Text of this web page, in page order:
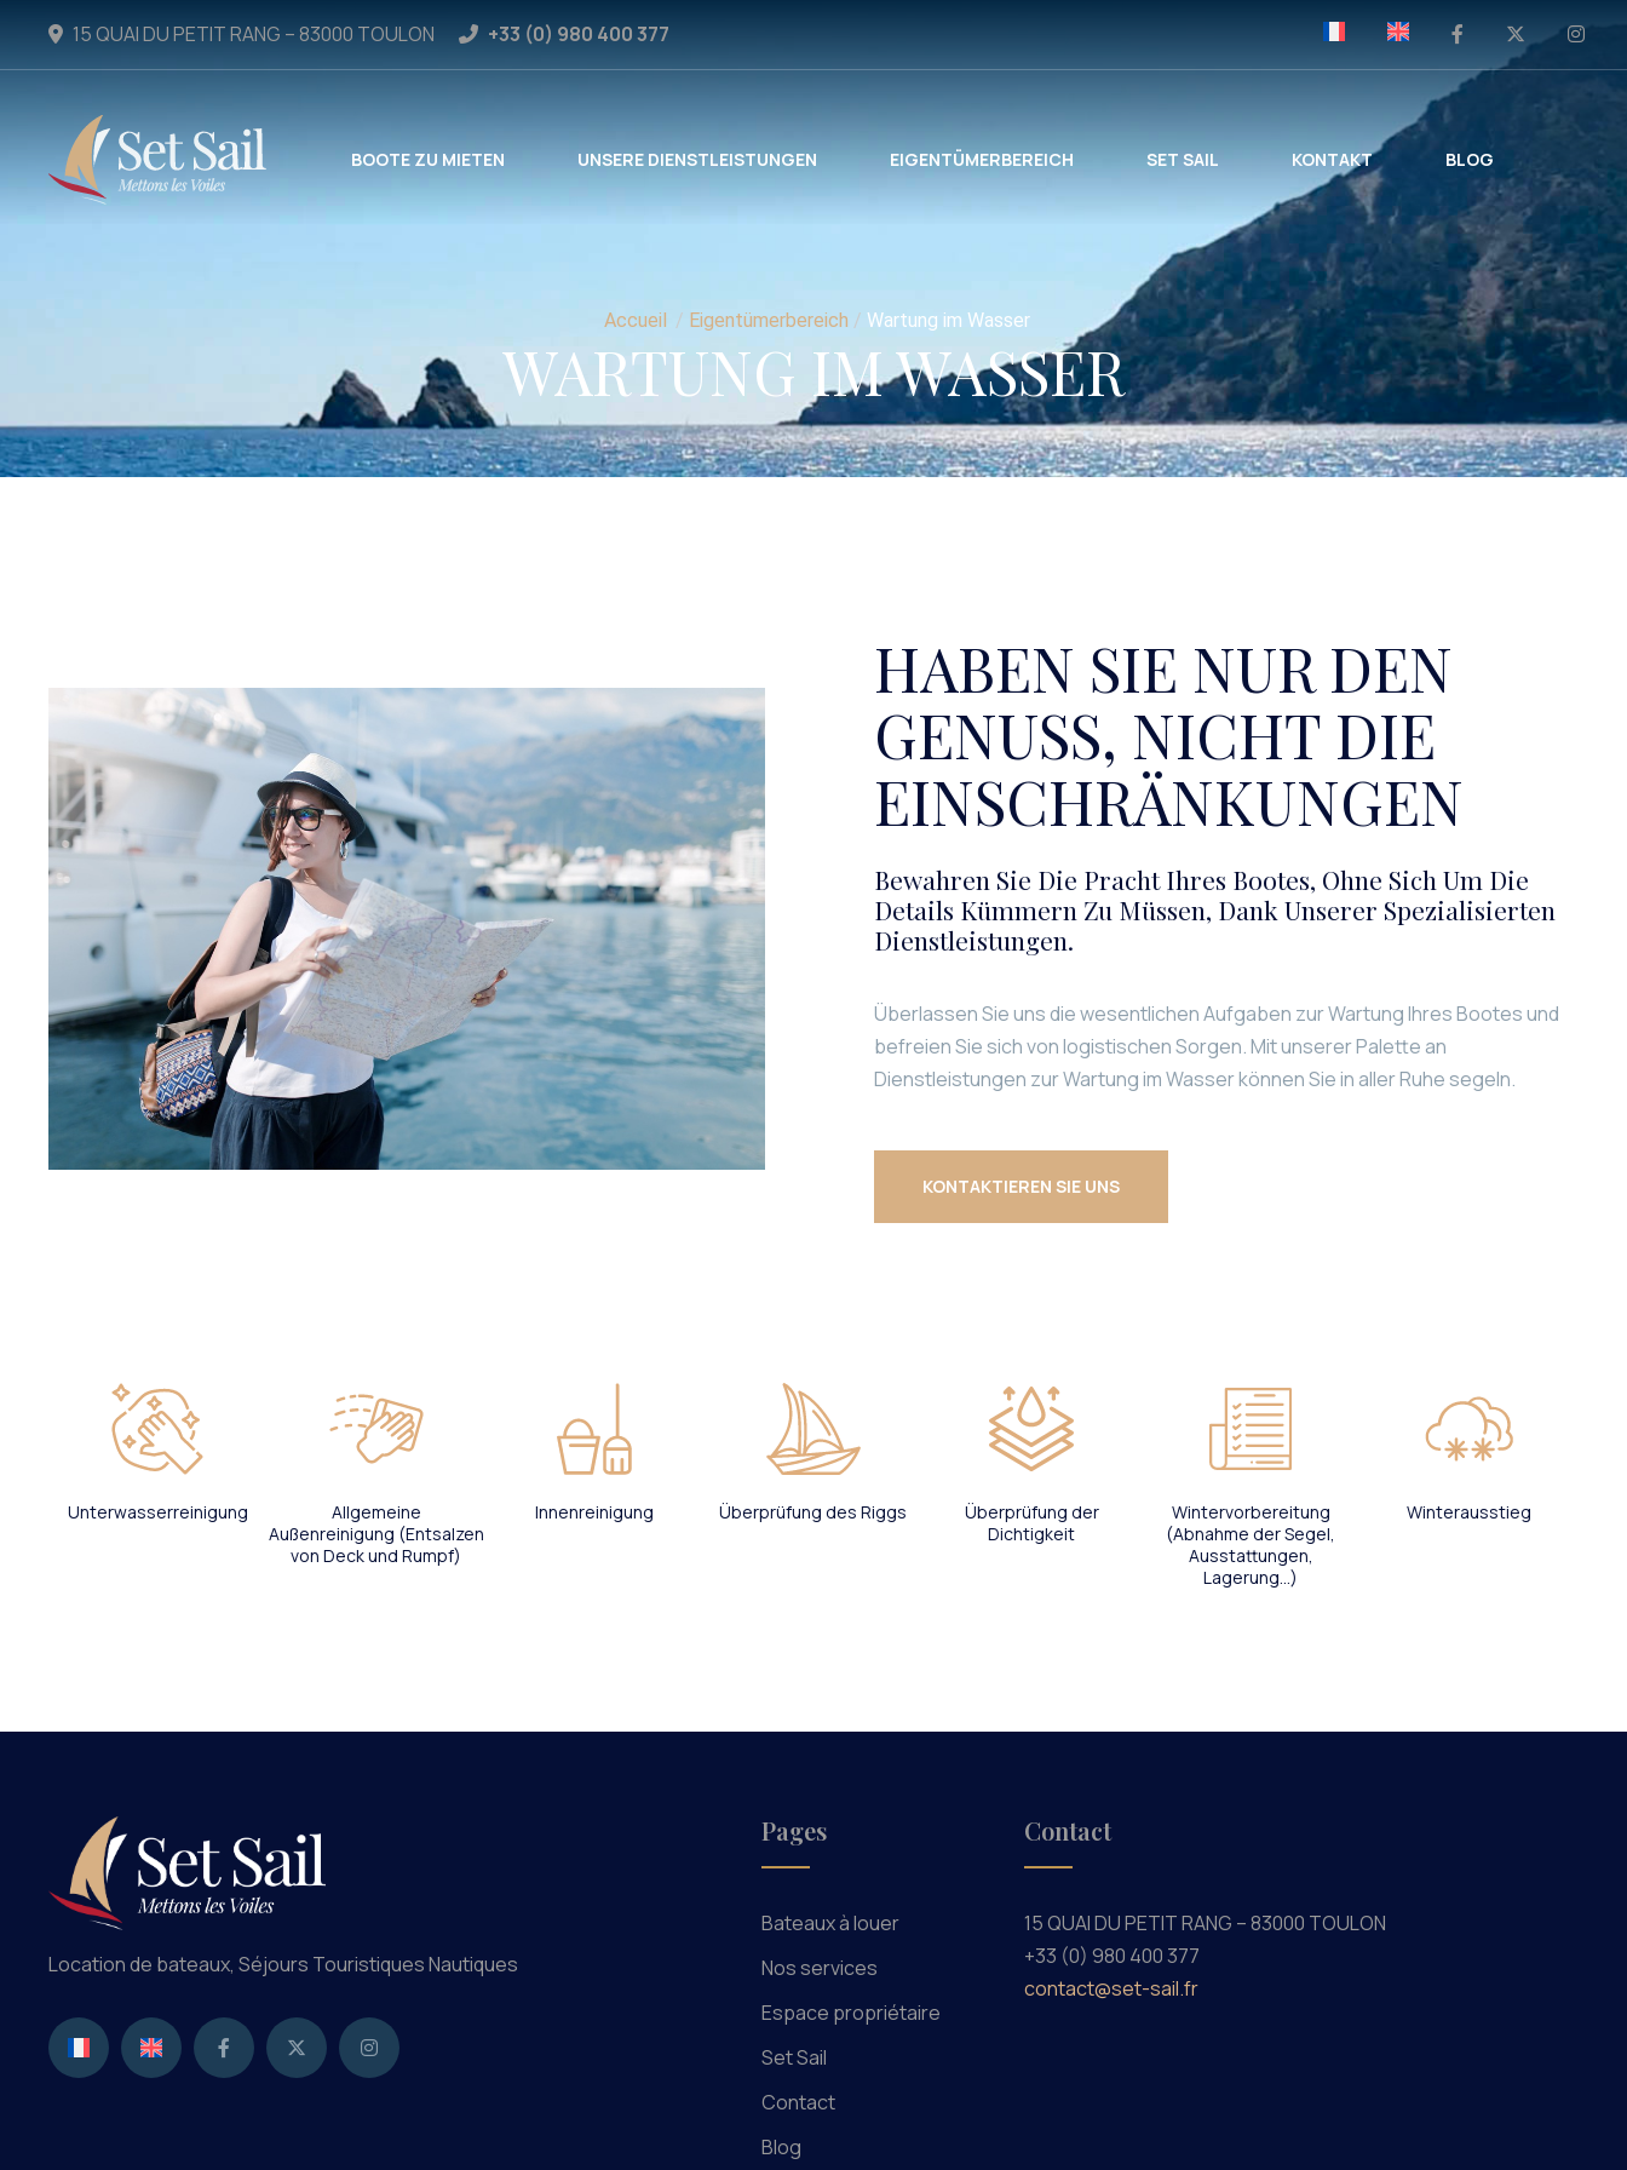
15 QUAI DU PETIT RANG – 83000 TOULON +33 (0) 980 400 377
BOOTE ZU MIETEN UNSERE DIENSTLEISTUNGEN EIGENTÜMERBEREICH SET SAIL KONTAKT BLOG
Accueil / Eigentümerbereich / Wartung im Wasser
WARTUNG IM WASSER
HABEN SIE NUR DEN
GENUSS, NICHT DIE
EINSCHRÄNKUNGEN
Bewahren Sie Die Pracht Ihres Bootes, Ohne Sich Um Die
Details Kümmern Zu Müssen, Dank Unserer Spezialisierten
Dienstleistungen.
Überlassen Sie uns die wesentlichen Aufgaben zur Wartung Ihres Bootes und
befreien Sie sich von logistischen Sorgen. Mit unserer Palette an
Dienstleistungen zur Wartung im Wasser können Sie in aller Ruhe segeln.
KONTAKTIEREN SIE UNS
Unterwasserreinigung
Allgemeine
Außenreinigung (Entsalzen
von Deck und Rumpf)
Innenreinigung Überprüfung des Riggs
Überprüfung der
Dichtigkeit
Wintervorbereitung
(Abnahme der Segel,
Ausstattungen,
Lagerung...)
Winterausstieg
Location de bateaux, Séjours Touristiques Nautiques
Pages
Bateaux à louer
Nos services
Espace propriétaire
Set Sail
Contact
Blog
Contact
15 QUAI DU PETIT RANG – 83000 TOULON
+33 (0) 980 400 377
contact@set-sail.fr